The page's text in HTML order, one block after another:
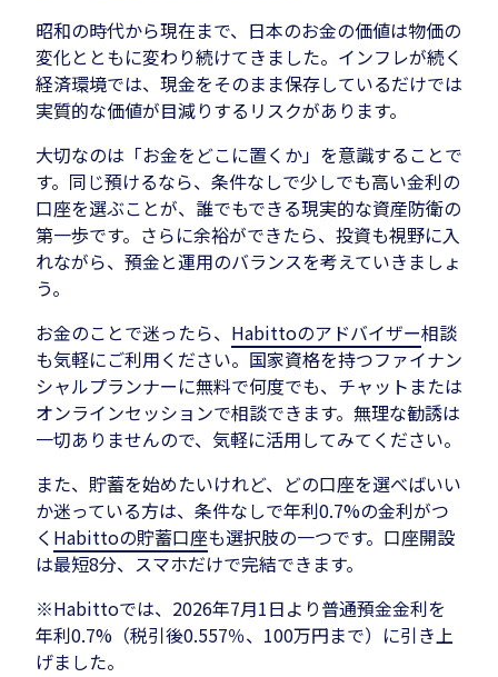
昭和の時代から現在まで、日本のお金の価値は物価の
変化とともに変わり続けてきました。インフレが続く
経済環境では、現金をそのまま保存しているだけでは
実質的な価値が目減りするリスクがあります。
大切なのは「お金をどこに置くか」を意識することで
す。同じ預けるなら、条件なしで少しでも高い金利の
口座を選ぶことが、誰でもできる現実的な資産防衛の
第一歩です。さらに余裕ができたら、投資も視野に入
れながら、預金と運用のバランスを考えていきましょ
う。
お金のことで迷ったら、 Habittoのアドバイザー相談
も気軽にご利用ください。国家資格を持つファイナン
シャルプランナーに無料で何度でも、チャットまたは
オンラインセッションで相談できます。無理な勧誘は
一切ありませんので、気軽に活用してみてください。
また、貯蓄を始めたいけれど、どの口座を選べばいい
か迷っている方は、条件なしで年利0.7%の金利がつ
く Habittoの貯蓄口座も選択肢の一つです。口座開設
は最短8分、スマホだけで完結できます。
※Habittoでは、2026年7月1日より普通預金金利を
年利0.7%（税引後0.557％、100万円まで）に引き上
げました。